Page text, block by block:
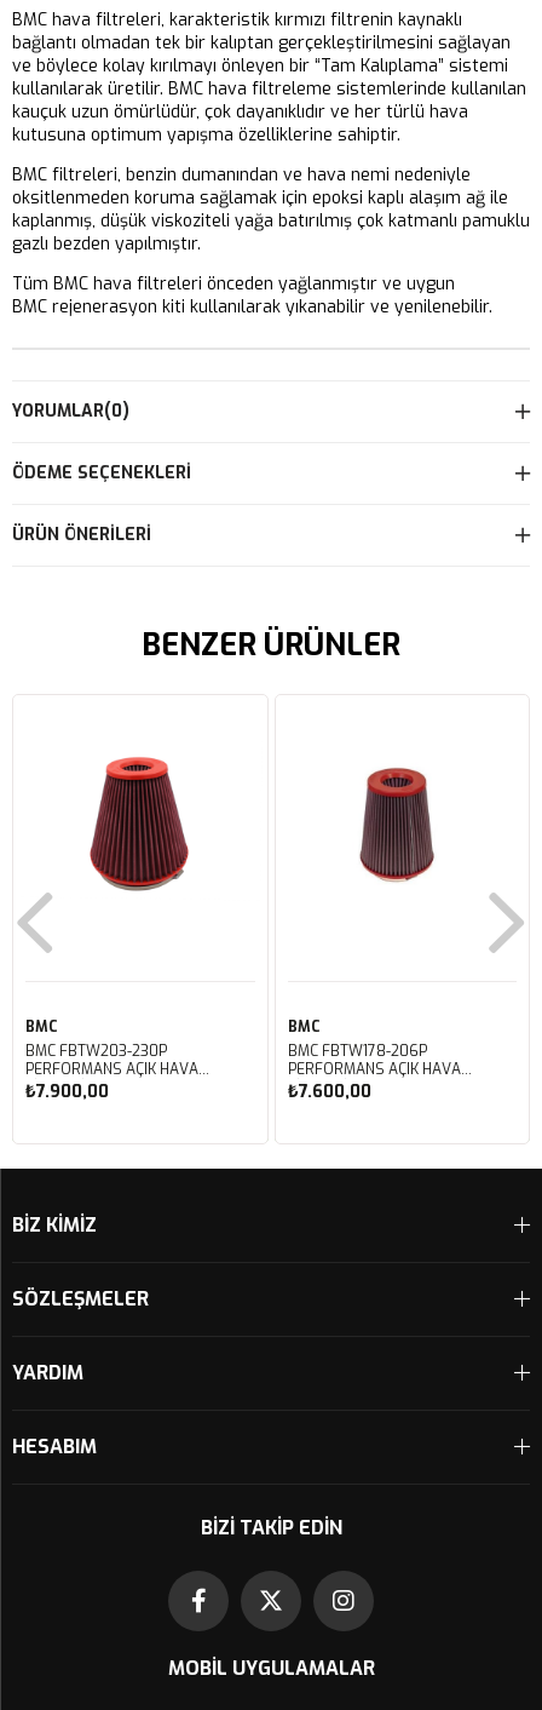
BMC hava filtreleri, karakteristik kırmızı filtrenin kaynaklı
bağlantı olmadan tek bir kalıptan gerçekleştirilmesini sağlayan
ve böylece kolay kırılmayı önleyen bir “Tam Kalıplama” sistemi
kullanılarak üretilir. BMC hava filtreleme sistemlerinde kullanılan
kauçuk uzun ömürlüdür, çok dayanıklıdır ve her türlü hava
kutusuna optimum yapışma özelliklerine sahiptir.
BMC filtreleri, benzin dumanından ve hava nemi nedeniyle
oksitlenmeden koruma sağlamak için epoksi kaplı alaşım ağ ile
kaplanmış, düşük viskoziteli yağa batırılmış çok katmanlı pamuklu
gazlı bezden yapılmıştır.
Tüm BMC hava filtreleri önceden yağlanmıştır ve uygun
BMC rejenerasyon kiti kullanılarak yıkanabilir ve yenilenebilir.
YORUMLAR(0)
ÖDEME SEÇENEKLERI
ÜRÜN ÖNERILERI
BENZER ÜRÜNLER
BMC
BMC FBTW203-230P
PERFORMANS AÇIK HAVA
FİLTRESİ
₺7.900,00
BMC
BMC FBTW178-206P
PERFORMANS AÇIK HAVA
FİLTRESİ
₺7.600,00
BİZ KİMİZ
SÖZLEŞMELER
YARDIM
HESABIM
BIZI TAKIP EDIN
MOBIL UYGULAMALAR